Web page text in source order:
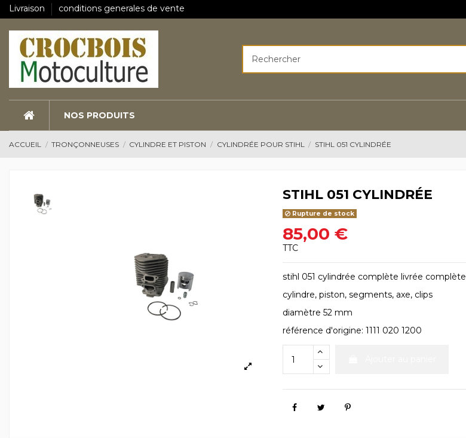
Livraison conditions generales de vente
NOS PRODUITS
ACCUEIL TRONÇONNEUSES CYLINDRE ET PISTON CYLINDRÉE POUR STIHL STIHL 051 CYLINDRÉE
STIHL 051 CYLINDRÉE
Rupture de stock
85,00 €
TTC
stihl 051 cylindrée complète livrée complète
cylindre, piston, segments, axe, clips
diamètre 52 mm
référence d'origine: 1111 020 1200